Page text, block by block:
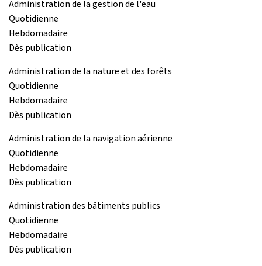
Administration de la gestion de l'eau
Quotidienne
Hebdomadaire
Dès publication
Administration de la nature et des forêts
Quotidienne
Hebdomadaire
Dès publication
Administration de la navigation aérienne
Quotidienne
Hebdomadaire
Dès publication
Administration des bâtiments publics
Quotidienne
Hebdomadaire
Dès publication